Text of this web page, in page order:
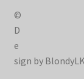
©
D
e
sign by BlondyLK